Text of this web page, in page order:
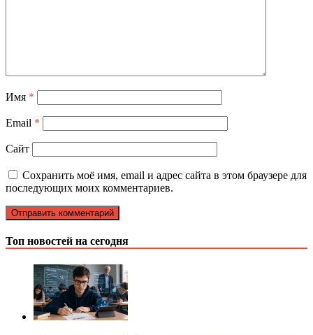
Имя *
Email *
Сайт
Сохранить моё имя, email и адрес сайта в этом браузере для
последующих моих комментариев.
Топ новостей на сегодня